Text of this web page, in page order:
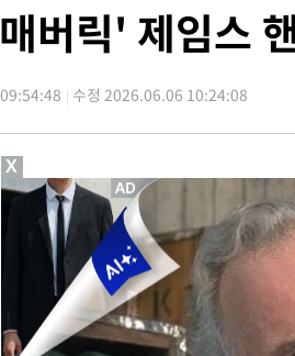
오동도 해상서 모터보트 전복…1명 사망·1
회 "압수수색·성접대 논란 사과…쇄신의 기
]'압수수색·성접대 논란' 축구협회 "실망과
도' 폭염 지속…강원동해안 최대 150㎜ 비
욕증시 상승 마감…S&P 0.6% 나스닥
최고 35도 '무더위'…동해안 시간당 30㎜ '강
보]이강인 "감독님이 원하는 마음 느꼈고, 많
도권 40도 육박 '펄펄'…동해안 일부 지역엔 호
열질환 사망자 3명 늘어…누적 환자 3000명 돌
릉에 시간당 81.4㎜ 물폭탄…도로 잠기고 담벼
버릭' 제임스
수정 2026.06.06 10:24:08
X